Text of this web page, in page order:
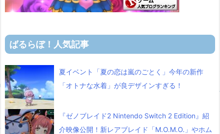
ばるらぼ！人気記事
夏イベント「夏の恋は嵐のごとく」今年の新作
「オトナな水着」が良デザインすぎる！
『ゼノブレイド2 Nintendo Switch 2 Edition』紹
介映像公開！新レアブレイド「M.O.M.O.」やホム